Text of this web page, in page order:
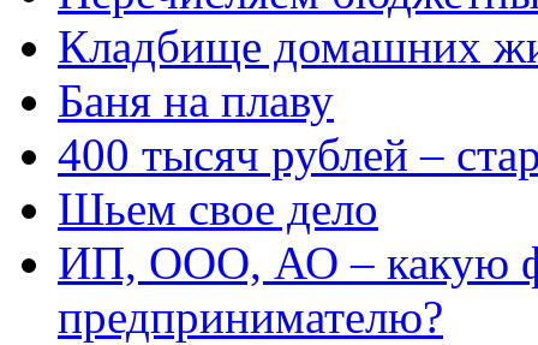
Кладбище домашних
Баня на плаву
400 тысяч рублей –
Шьем свое дело
ИП, ООО, АО – какую
предпринимателю?